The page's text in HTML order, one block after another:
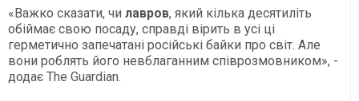
«Важко сказати, чи лавров, який кілька десятиліть
обіймає свою посаду, справді вірить в усі ці
герметично запечатані російські байки про світ. Але
вони роблять його невблаганним співрозмовником», -
додає The Guardian.